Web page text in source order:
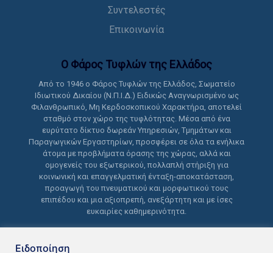
Συντελεστές
Επικοινωνία
Ο Φάρος Τυφλών της Ελλάδoς
Από το 1946 ο Φάρος Τυφλών της Ελλάδος, Σωματείο
Ιδιωτικού Δικαίου (Ν.Π.Ι.Δ.) Ειδικώς Αναγνωρισμένο ως
Φιλανθρωπικό, Μη Κερδοσκοπικού Χαρακτήρα, αποτελεί
σταθμό στον χώρο της τυφλότητας. Μέσα από ένα
ευρύτατο δίκτυο δωρεάν Υπηρεσιών, Τμημάτων και
Παραγωγικών Εργαστηρίων, προσφέρει σε όλα τα ενήλικα
άτομα με προβλήματα όρασης της χώρας, αλλά και
ομογενείς του εξωτερικού, πολλαπλή στήριξη για
κοινωνική και επαγγελματική ένταξη-αποκατάσταση,
προαγωγή του πνευματικού και μορφωτικού τους
επιπέδου και μια αξιοπρεπή, ανεξάρτητη και με ίσες
ευκαιρίες καθημερινότητα.
Ειδοποίηση